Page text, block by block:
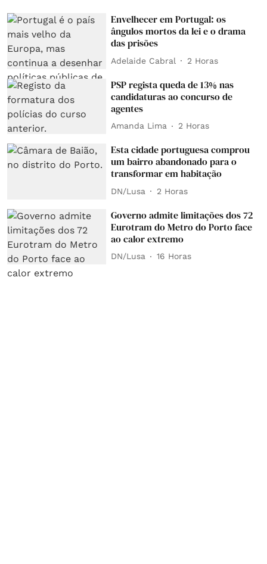
Envelhecer em Portugal: os
ângulos mortos da lei e o drama
das prisões
Adelaide Cabral 2 Horas
PSP regista queda de 13% nas
candidaturas ao concurso de
agentes
Amanda Lima 2 Horas
Esta cidade portuguesa comprou
um bairro abandonado para o
transformar em habitação
DN/Lusa 2 Horas
Governo admite limitações dos 72
Eurotram do Metro do Porto face
ao calor extremo
DN/Lusa 16 Horas